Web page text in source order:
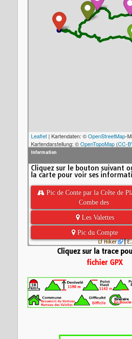
Leaflet| Kartendaten: ©OpenStreetMap-
Kartendarstellung: ©OpenTopoMap(CC-
 Pic de Conte par la Crête de
Combe des
 Les Valettes
 Pic du Compte
900
Information
Cliquez sur le bouton suivant
la carte pour voir ses
Lf Hiker |
Cliquez sur la trace
fichier GPX